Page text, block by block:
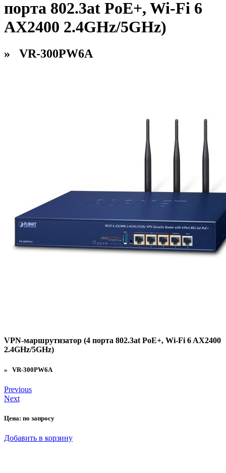
порта 802.3at PoE+, Wi-Fi 6
AX2400 2.4GHz/5GHz)
» VR-300PW6A
VPN-маршрутизатор (4 порта 802.3at PoE+, Wi-Fi 6 AX2400
2.4GHz/5GHz)
» VR-300PW6A
Previous
Next
Цена: по запросу
Добавить в корзину